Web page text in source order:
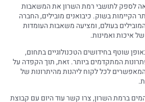
לספק לתושבי רמת השרון את המשאבות
הקיימות בשוק. כיבואנים מובילים, החברה
בעולם, ומציעה משאבות העומדות
איכות ואמינות.
שוטף בחידושים הטכנולוגיים בתחום,
המתקדמים ביותר. זאת, תוך הקפדה על
המאפשרים לכל לקוח ליהנות מהיתרונות של
ברמת השרון, צרו קשר עוד היום עם קבוצת